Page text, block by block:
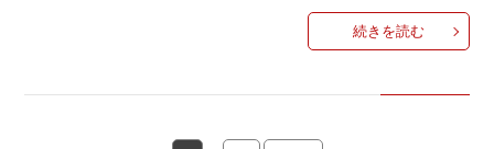
続きを読む